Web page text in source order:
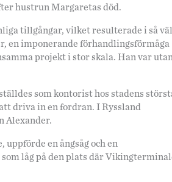
hustrun Margaretas död.
tillgångar, vilket resulterade i så väl
en imponerande förhandlingsförmåga
projekt i stor skala. Han var
som kontorist hos stadens
driva in en fordran. I Ryssland
Alexander.
en ångsåg och en
låg på den plats där